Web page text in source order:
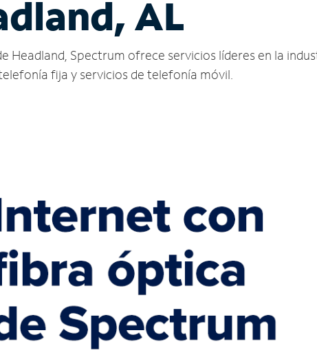
AL
Headland, Spectrum ofrece servicios líderes en la
fija y servicios de telefonía móvil.